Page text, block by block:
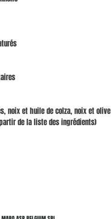
noix et huile de colza, noix et olive
de la liste des ingrédients)